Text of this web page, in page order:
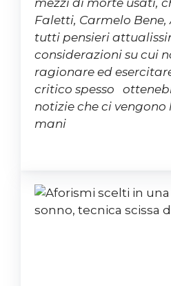
Faletti, Carmelo Bene,
tutti pensieri
considerazioni su cui
ragionare ed
critico spesso
notizie che ci
mani